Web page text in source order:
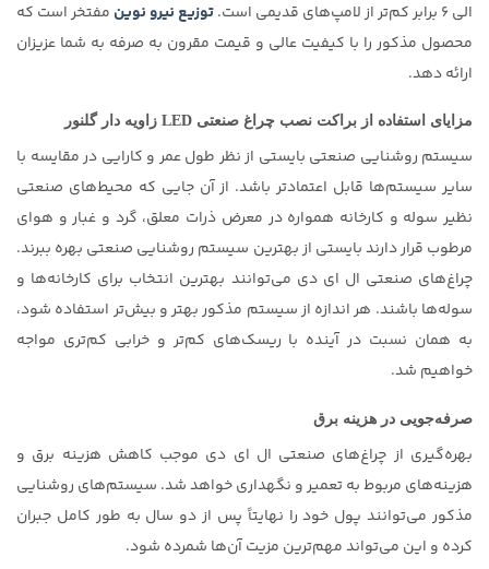
الی ۶ برابر کم‌تر از لامپ‌های قدیمی است.
توزیع نیرو نوین مفتخر است که
محصول مذکور را با کیفیت عالی و قیمت مقرون به صرفه به شما عزیزان
ارائه دهد.
مزایای استفاده از براکت نصب چراغ صنعتی LED زاویه دار گلنور
سیستم روشنایی صنعتی بایستی از نظر طول عمر و کارایی در مقایسه با
سایر سیستم‌ها قابل اعتمادتر باشد. از آن جایی که محیط‌های صنعتی
نظیر سوله و کارخانه همواره در معرض ذرات معلق، گرد و غبار و هوای
مرطوب قرار دارند بایستی از بهترین سیستم روشنایی صنعتی بهره ببرند.
چراغ‌های صنعتی ال ای دی می‌توانند بهترین انتخاب برای کارخانه‌ها و
سوله‌ها باشند. هر اندازه از سیستم مذکور بهتر و بیش‌تر استفاده شود،
به همان نسبت در آینده با ریسک‌های کم‌تر و خرابی کم‌تری مواجه
خواهیم شد.
صرفه‌جویی در هزینه برق
بهره‌گیری از چراغ‌های صنعتی ال ای دی موجب کاهش هزینه برق و
هزینه‌های مربوط به تعمیر و نگهداری خواهد شد. سیستم‌های روشنایی
مذکور می‌توانند پول خود را نهایتاً پس از دو سال به طور کامل جبران
کرده و این می‌تواند مهم‌ترین مزیت آن‌ها شمرده شود.